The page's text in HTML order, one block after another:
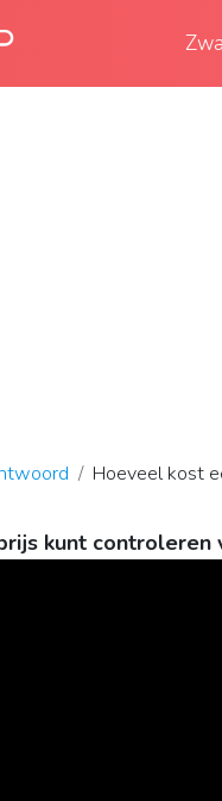
Hoeveel kost
kunt